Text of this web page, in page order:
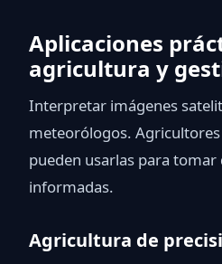
Aplicaciones
agricultura y
Interpretar imágenes
meteorólogos.
pueden usarlas para tomar
informadas.
Agricultura de